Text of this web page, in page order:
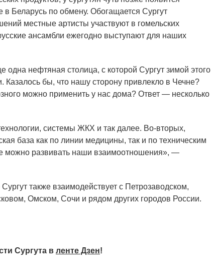
в Беларусь по обмену. Обогащается Сургут
местные артисты участвуют в гомельских
ансамбли ежегодно выступают для наших
нефтяная столица, с которой Сургут зимой этого
Казалось бы, что нашу сторону привлекло в Чечне?
можно применить у нас дома? Ответ — несколько
системы ЖКХ и так далее. Во-вторых,
база как по линии медицины, так и по техническим
можно развивать наши взаимоотношения», —
также взаимодействует с Петрозаводском,
Омском, Сочи и рядом других городов России.
Сургута в ленте Дзен!